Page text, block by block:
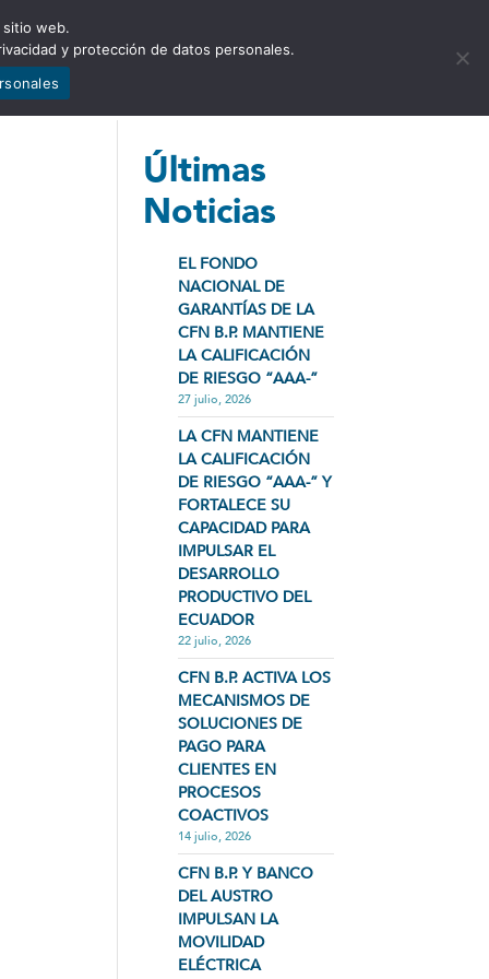
NOTICIAS CONTÁCTENOS
Últimas
Noticias
EL FONDO
NACIONAL DE
GARANTÍAS DE LA
CFN B.P. MANTIENE
LA CALIFICACIÓN
DE RIESGO “AAA-”
27 julio, 2026
LA CFN MANTIENE
LA CALIFICACIÓN
DE RIESGO “AAA-” Y
FORTALECE SU
CAPACIDAD PARA
IMPULSAR EL
DESARROLLO
PRODUCTIVO DEL
ECUADOR
22 julio, 2026
CFN B.P. ACTIVA LOS
MECANISMOS DE
SOLUCIONES DE
PAGO PARA
CLIENTES EN
PROCESOS
COACTIVOS
14 julio, 2026
CFN B.P. Y BANCO
DEL AUSTRO
IMPULSAN LA
MOVILIDAD
ELÉCTRICA
sitio web.
y protección de datos personales.